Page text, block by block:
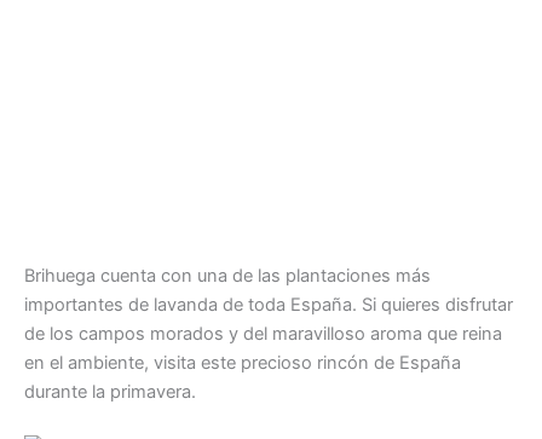
Brihuega cuenta con una de las plantaciones más
importantes de lavanda de toda España. Si quieres disfrutar
de los campos morados y del maravilloso aroma que reina
en el ambiente, visita este precioso rincón de España
durante la primavera.